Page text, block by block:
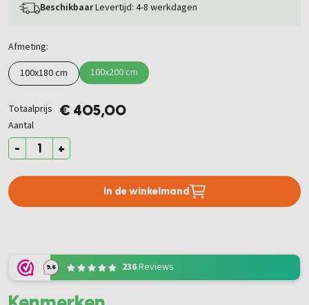
BeschikbaarLevertijd: 4-8 werkdagen
Afmeting:
100x180 cm
100x200 cm
Totaalprijs € 405,00
Aantal
- +
In de winkelmand
9.6 236Reviews